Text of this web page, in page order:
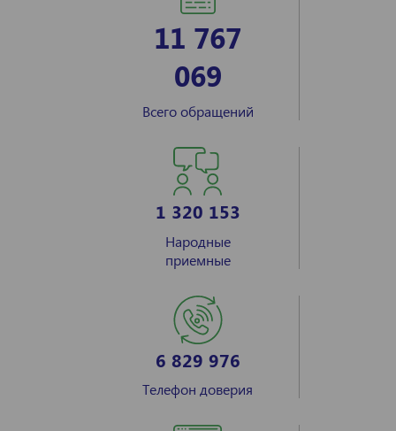
11 767
069
Всего обращений
1 320 153
Народные
приемные
6 829 976
Телефон доверия